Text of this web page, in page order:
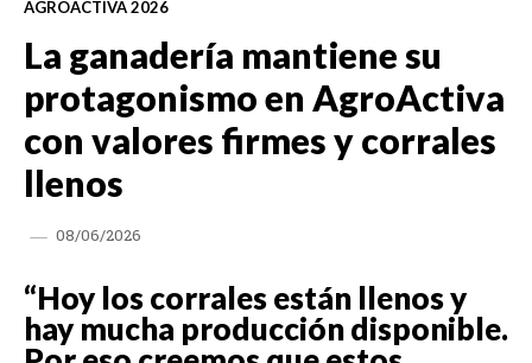
AGROACTIVA 2026
La ganadería mantiene su
protagonismo en AgroActiva
con valores firmes y corrales
llenos
08/06/2026
“Hoy los corrales están llenos y
hay mucha producción disponible.